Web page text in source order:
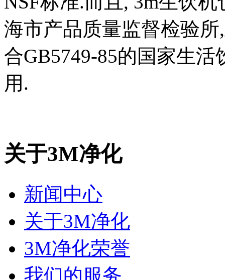
海市产品质量监督检验
合GB5749-85的国家生
用.
关于3M净化
新闻中心
关于3M净化
3M净化荣誉
我们的服务